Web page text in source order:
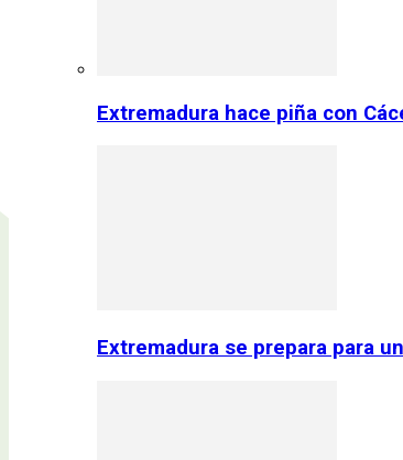
Extremadura hace piña con
Extremadura se prepara para